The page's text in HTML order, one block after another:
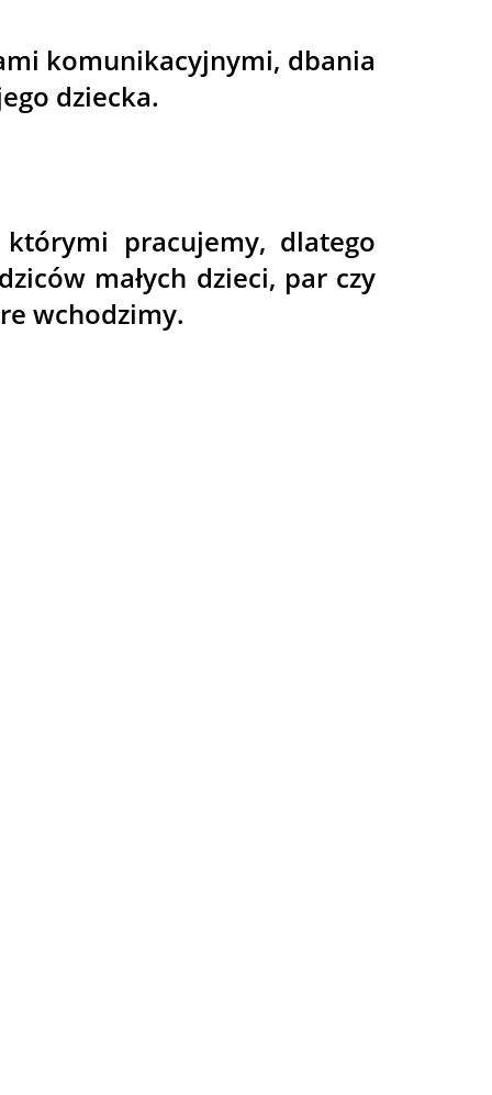
komunikacyjnymi, dbania
dziecka.
pracujemy, dlatego
małych dzieci, par czy
wchodzimy.